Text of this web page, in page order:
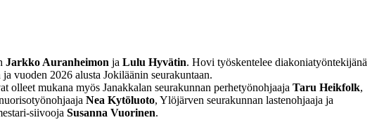
Jarkko Auranheimon ja Lulu Hyvätin. Hovi työskentelee diakoniatyöntekijänä
vuoden 2026 alusta Jokiläänin seurakuntaan.
mukana myös Janakkalan seurakunnan perhetyönohjaaja Taru Heikfolk,
Nea Kytöluoto, Ylöjärven seurakunnan lastenohjaaja ja
siivooja Susanna Vuorinen.